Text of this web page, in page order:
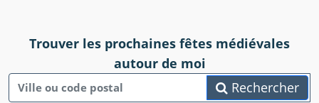
Trouver les prochaines fêtes médiévales
autour de moi
Rechercher